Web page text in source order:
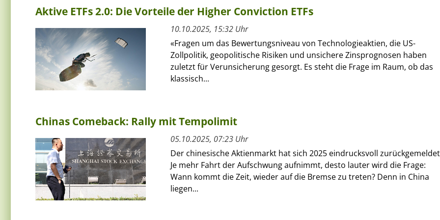
Aktive ETFs 2.0: Die Vorteile der Higher Conviction ETFs
10.10.2025, 15:32 Uhr
«Fragen um das Bewertungsniveau von Technologieaktien, die US-
Zollpolitik, geopolitische Risiken und unsichere Zinsprognosen haben
zuletzt für Verunsicherung gesorgt. Es steht die Frage im Raum, ob das
klassisch...
Chinas Comeback: Rally mit Tempolimit
05.10.2025, 07:23 Uhr
Der chinesische Aktienmarkt hat sich 2025 eindrucksvoll
Je mehr Fahrt der Aufschwung aufnimmt, desto lauter wird die Frage:
Wann kommt die Zeit, wieder auf die Bremse zu treten? Denn in China
liegen...